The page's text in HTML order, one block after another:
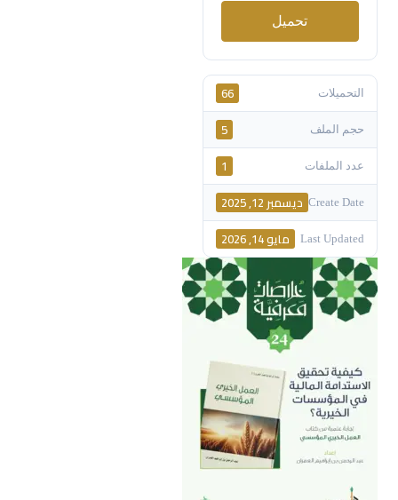
تحميل
التحميلات 66
حجم الملف 5
عدد الملفات 1
Create Date ديسمبر 12, 2025
Last Updated مايو 14, 2026